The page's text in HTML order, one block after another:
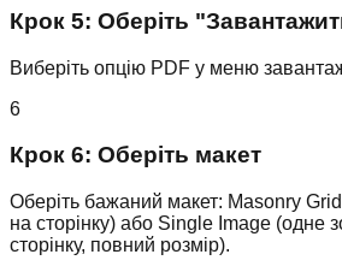
Крок 5: Оберіть
Виберіть опцію PDF у меню
6
Крок 6: Оберіть макет
Оберіть бажаний макет: Masonry
на сторінку) або Single Image (одне
сторінку, повний розмір).